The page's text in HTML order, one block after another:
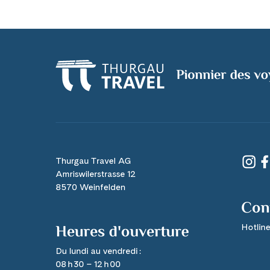
Pionnier des
Thurgau Travel AG
Amriswilerstrasse 12
8570 Weinfelden
Heures d'ouverture
Du lundi au vendredi :
08 h 30 – 12 h 00